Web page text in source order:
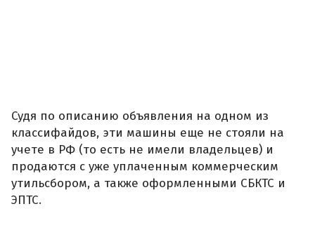
Судя по описанию объявления на одном из
классифайдов, эти машины еще не стояли на
учете в РФ (то есть не имели владельцев) и
продаются с уже уплаченным коммерческим
утильсбором, а также оформленными СБКТС и
ЭПТС.